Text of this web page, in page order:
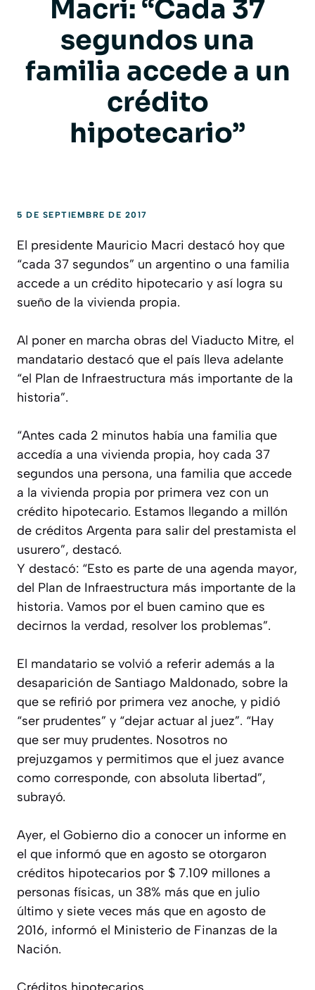
Macri: “Cada 37
segundos una
familia accede a un
crédito
hipotecario”
5 DE SEPTIEMBRE DE 2017
El presidente Mauricio Macri destacó hoy que
“cada 37 segundos” un argentino o una familia
accede a un crédito hipotecario y así logra su
sueño de la vivienda propia.
Al poner en marcha obras del Viaducto Mitre, el
mandatario destacó que el país lleva adelante
“el Plan de Infraestructura más importante de la
historia”.
“Antes cada 2 minutos había una familia que
accedía a una vivienda propia, hoy cada 37
segundos una persona, una familia que accede
a la vivienda propia por primera vez con un
crédito hipotecario. Estamos llegando a millón
de créditos Argenta para salir del prestamista el
usurero”, destacó.
Y destacó: “Esto es parte de una agenda mayor,
del Plan de Infraestructura más importante de la
historia. Vamos por el buen camino que es
decirnos la verdad, resolver los problemas”.
El mandatario se volvió a referir además a la
desaparición de Santiago Maldonado, sobre la
que se refirió por primera vez anoche, y pidió
“ser prudentes” y “dejar actuar al juez”. “Hay
que ser muy prudentes. Nosotros no
prejuzgamos y permitimos que el juez avance
como corresponde, con absoluta libertad”,
subrayó.
Ayer, el Gobierno dio a conocer un informe en
el que informó que en agosto se otorgaron
créditos hipotecarios por $ 7.109 millones a
personas físicas, un 38% más que en julio
último y siete veces más que en agosto de
2016, informó el Ministerio de Finanzas de la
Nación.